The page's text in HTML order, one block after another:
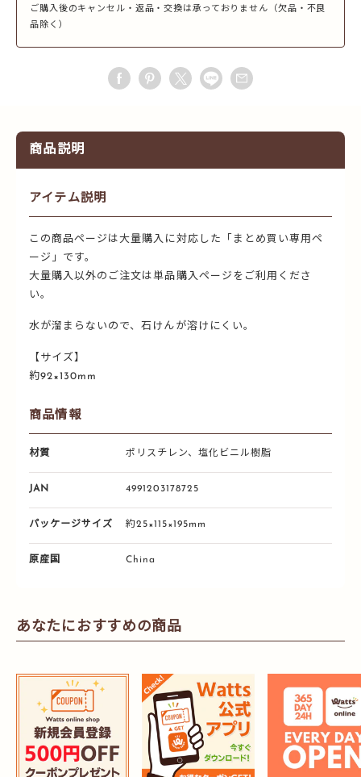
ご購入後のキャンセル・返品・交換は承っておりません（欠品・不良
品除く）
商品説明
アイテム説明
この商品ページは大量購入に対応した「まとめ買い専用ペ
ージ」です。
大量購入以外のご注文は単品購入ページをご利用くださ
い。
水が溜まらないので、石けんが溶けにくい。
【サイズ】
約92×130mm
商品情報
材質 ポリスチレン、塩化ビニル樹脂
JAN 4991203178725
パッケージサイズ 約25×115×195mm
原産国 China
あなたにおすすめの商品